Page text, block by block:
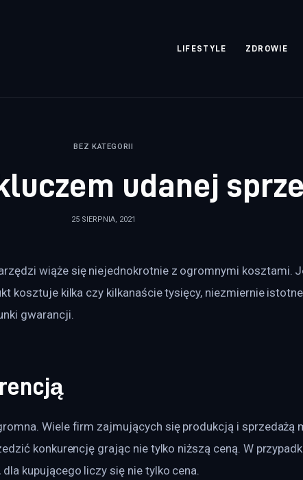
LIFESTYLE ZDROWIE
BEZ KATEGORII
udanej
25 SIERPNIA, 2021
wiąże się niejednokrotnie z ogromnymi kosztami.
kosztuje kilka czy kilkanaście tysięcy, niezmiernie
gwarancji.
Wiele firm zajmujących się produkcją i sprzedażą
konkurencję grając nie tylko niższą ceną. W
kupującego liczy się nie tylko cena.